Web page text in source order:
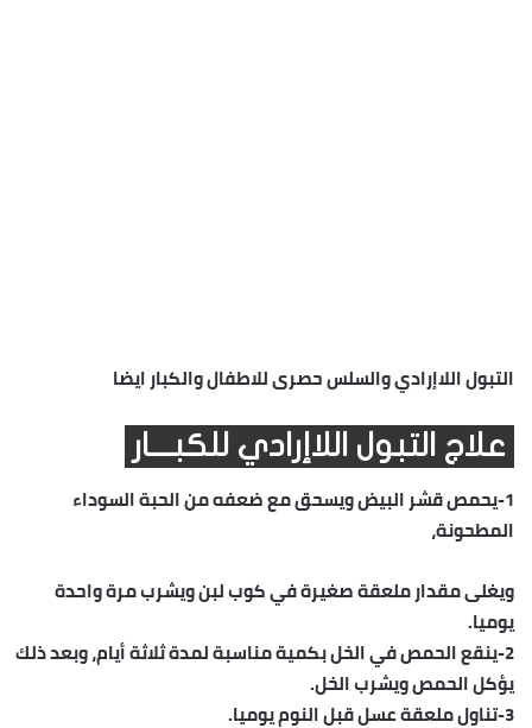
التبول اللاإرادي والسلس حصرى للاطفال والكبار ايضا
علاج التبول اللاإرادي للكبــــار
1-يحمص قشر البيض ويسحق مع ضعفه من الحبة السوداء
المطحونة،
ويغلى مقدار ملعقة صغيرة في كوب لبن ويشرب مرة واحدة
يوميا.
2-ينقع الحمص في الخل بكمية مناسبة لمدة ثلاثة أيام، وبعد ذلك
يؤكل الحمص ويشرب الخل.
3-تناول ملعقة عسل قبل النوم يوميا.